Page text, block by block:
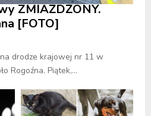
ZMIAŻDŻONY.
[FOTO]
drodze krajowej nr 11 w
Rogoźna. Piątek,...